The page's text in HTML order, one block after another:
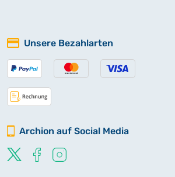
Unsere Bezahlarten
Archion auf Social Media